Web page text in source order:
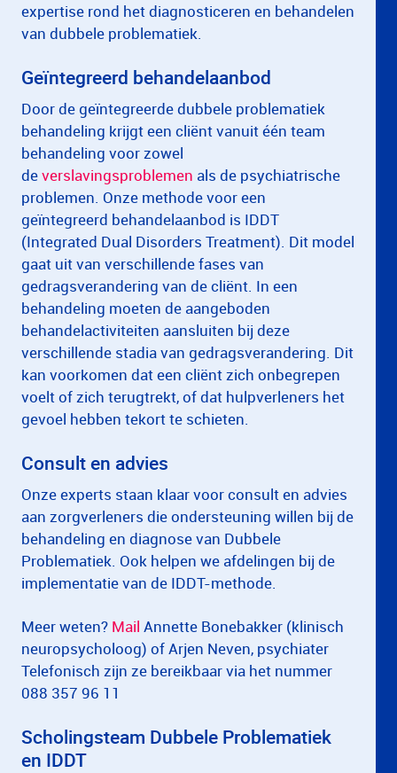
expertise rond het diagnosticeren en behandelen
van dubbele problematiek.
Geïntegreerd behandelaanbod
Door de geïntegreerde dubbele problematiek
behandeling krijgt een cliënt vanuit één team
behandeling voor zowel
deverslavingsproblemen als de psychiatrische
problemen. Onze methode voor een
geïntegreerd behandelaanbod is IDDT
(Integrated Dual Disorders Treatment). Dit model
gaat uit van verschillende fases van
gedragsverandering van de cliënt. In een
behandeling moeten de aangeboden
behandelactiviteiten aansluiten bij deze
verschillende stadia van gedragsverandering. Dit
kan voorkomen dat een cliënt zich onbegrepen
voelt of zich terugtrekt, of dat hulpverleners het
gevoel hebben tekort te schieten.
Consult en advies
Onze experts staan klaar voor consult en advies
aan zorgverleners die ondersteuning willen bij de
behandeling en diagnose van Dubbele
Problematiek. Ook helpen we afdelingen bij de
implementatie van de IDDT-methode.
Meer weten? Mail Annette Bonebakker (klinisch
neuropsycholoog) of Arjen Neven, psychiater
Telefonisch zijn ze bereikbaar via het nummer
088 357 96 11
Scholingsteam Dubbele Problematiek
en IDDT